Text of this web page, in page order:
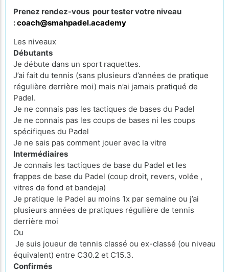
Prenez rendez-vous pour tester votre niveau
:coach@smahpadel.academy
Les niveaux
Débutants
Je débute dans un sport raquettes.
J’ai fait du tennis (sans plusieurs d’années de pratique
régulière derrière moi) mais n’ai jamais pratiqué de
Padel.
Je ne connais pas les tactiques de bases du Padel
Je ne connais pas les coups de bases ni les coups
spécifiques du Padel
Je ne sais pas comment jouer avec la vitre
Intermédiaires
Je connais les tactiques de base du Padel et les
frappes de base du Padel (coup droit, revers, volée ,
vitres de fond et bandeja)
Je pratique le Padel au moins 1x par semaine ou j’ai
plusieurs années de pratiques régulière de tennis
derrière moi
Ou
Je suis joueur de tennis classé ou ex-classé (ou niveau
équivalent) entre C30.2 et C15.3.
Confirmés